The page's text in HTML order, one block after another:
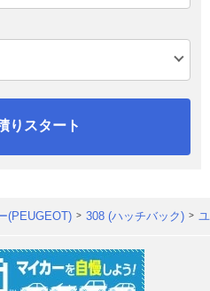
りスタート
(PEUGEOT) 308 (ハッチバック)